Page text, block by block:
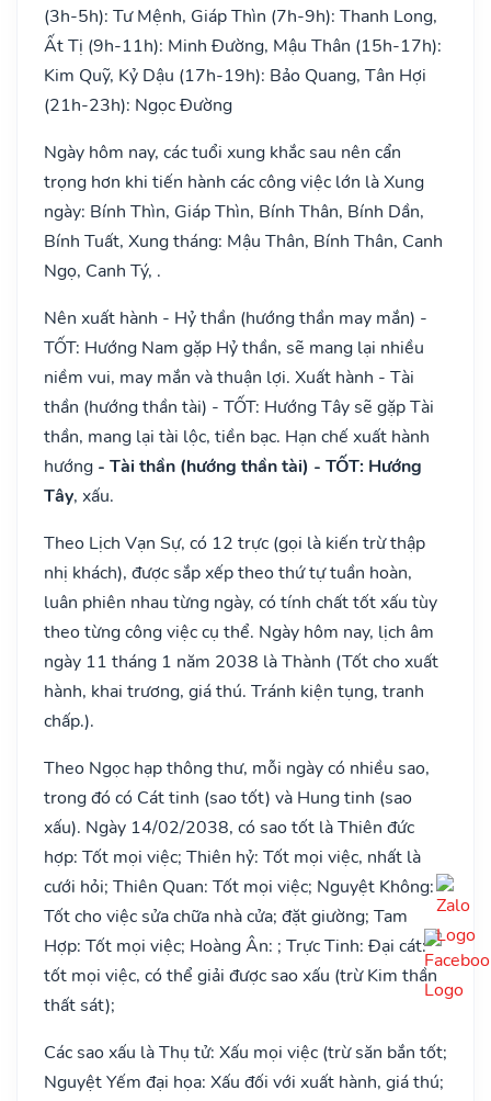
(3h-5h): Tư Mệnh, Giáp Thìn (7h-9h): Thanh Long,
Ất Tị (9h-11h): Minh Đường, Mậu Thân (15h-17h):
Kim Quỹ, Kỷ Dậu (17h-19h): Bảo Quang, Tân Hợi
(21h-23h): Ngọc Đường
Ngày hôm nay, các tuổi xung khắc sau nên cẩn
trọng hơn khi tiến hành các công việc lớn là Xung
ngày: Bính Thìn, Giáp Thìn, Bính Thân, Bính Dần,
Bính Tuất, Xung tháng: Mậu Thân, Bính Thân, Canh
Ngọ, Canh Tý, .
Nên xuất hành - Hỷ thần (hướng thần may mắn) -
TỐT: Hướng Nam gặp Hỷ thần, sẽ mang lại nhiều
niềm vui, may mắn và thuận lợi. Xuất hành - Tài
thần (hướng thần tài) - TỐT: Hướng Tây sẽ gặp Tài
thần, mang lại tài lộc, tiền bạc. Hạn chế xuất hành
hướng - Tài thần (hướng thần tài) - TỐT: Hướng
Tây, xấu.
Theo Lịch Vạn Sự, có 12 trực (gọi là kiến trừ thập
nhị khách), được sắp xếp theo thứ tự tuần hoàn,
luân phiên nhau từng ngày, có tính chất tốt xấu tùy
theo từng công việc cụ thể. Ngày hôm nay, lịch âm
ngày 11 tháng 1 năm 2038 là Thành (Tốt cho xuất
hành, khai trương, giá thú. Tránh kiện tụng, tranh
chấp.).
Theo Ngọc hạp thông thư, mỗi ngày có nhiều sao,
trong đó có Cát tinh (sao tốt) và Hung tinh (sao
xấu). Ngày 14/02/2038, có sao tốt là Thiên đức
hợp: Tốt mọi việc; Thiên hỷ: Tốt mọi việc, nhất là
cưới hỏi; Thiên Quan: Tốt mọi việc; Nguyệt Không:
Tốt cho việc sửa chữa nhà cửa; đặt giường; Tam
Hợp: Tốt mọi việc; Hoàng Ân: ; Trực Tinh: Đại cát:
tốt mọi việc, có thể giải được sao xấu (trừ Kim thần
thất sát);
Các sao xấu là Thụ tử: Xấu mọi việc (trừ săn bắn tốt;
Nguyệt Yếm đại họa: Xấu đối với xuất hành, giá thú;